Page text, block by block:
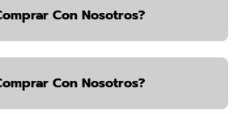
Con Nosotros?
Con Nosotros?